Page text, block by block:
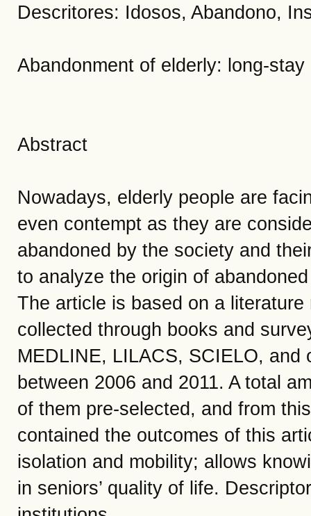
Descritores: Idosos, Abandono,
Abandonment of elderly: long-
Abstract
Nowadays, elderly people are
even contempt as they are
abandoned by the society and
to analyze the origin of
The article is based on a
collected through books and
MEDLINE, LILACS, SCIELO,
between 2006 and 2011. A total
of them pre-selected, and from
contained the outcomes of this
isolation and mobility; allows
in seniors’ quality of life.